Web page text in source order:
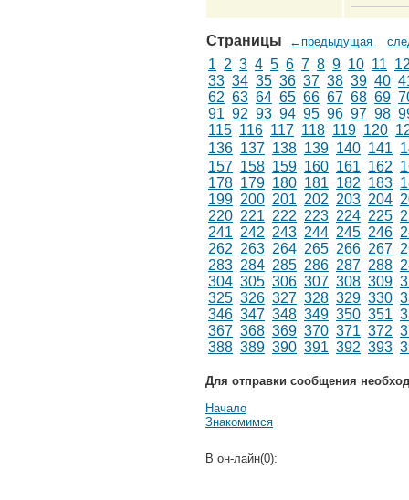
Страницы ←предыдущая
1 2 3 4 5 6 7 8 9 10 11
33 34 35 36 37 38 39 40
62 63 64 65 66 67 68 69
91 92 93 94 95 96 97 98
115 116 117 118 119 120
136 137 138 139 140 141
157 158 159 160 161 162
178 179 180 181 182 183
199 200 201 202 203 204
220 221 222 223 224 225
241 242 243 244 245 246
262 263 264 265 266 267
283 284 285 286 287 288
304 305 306 307 308 309
325 326 327 328 329 330
346 347 348 349 350 351
367 368 369 370 371 372
388 389 390 391 392 393
Для отправки сообщения
Начало
Знакомимся
В он-лайн(0):